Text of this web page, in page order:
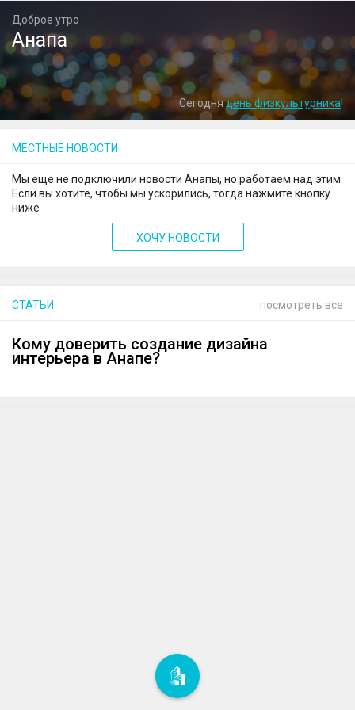
Доброе утро
Анапа
Сегоднядень физкультурника!
МЕСТНЫЕ НОВОСТИ
Мы еще не подключили новости Анапы, но работаем над этим.
Если вы хотите, чтобы мы ускорились, тогда нажмите кнопку
ниже
ХОЧУ НОВОСТИ
СТАТЬИ посмотреть все
Кому доверить создание дизайна
интерьера в Анапе?